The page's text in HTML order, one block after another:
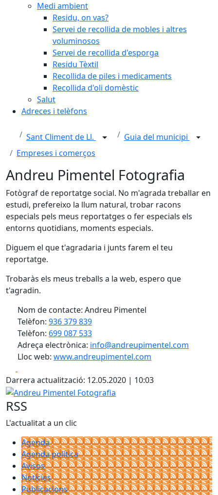
Medi ambient
Residu, on vas?
Servei de recollida de mobles i altres
voluminosos
Servei de recollida d'esporga
Residu Tèxtil
Recollida de piles i medicaments
Recollida d'oli domèstic
Salut
Adreces i telèfons
Sant Climent de Ll.
Guia del municipi
Empreses i comerços
Andreu Pimentel Fotografia
Fotògraf de reportatge social. No m'agrada treballar en
estudi, prefereixo la llum natural, trobar racons
especials pels meus reportatges o fer especials els
entorns quotidians, moments especials.
Diguem el que t'agradaria i junts farem el teu
reportatge.
Trobaràs els meus treballs a la web, espero que
t'agradin.
Nom de contacte: Andreu Pimentel
Telèfon: 936 379 839
Telèfon: 699 087 533
Adreça electrònica: info@andreupimentel.com
Lloc web: www.andreupimentel.com
Darrera actualització: 12.05.2020 | 10:03
Andreu Pimentel Fotografia
RSS
L'actualitat a un clic
Agenda
Agenda política
Avisos
Notícies
Publicacions